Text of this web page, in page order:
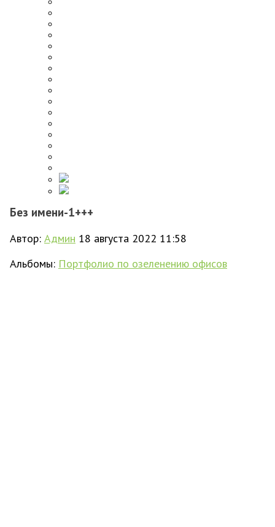
Без имени-1+++
Автор: Админ 18 августа 2022 11:58
Альбомы: Портфолио по озеленению офисов